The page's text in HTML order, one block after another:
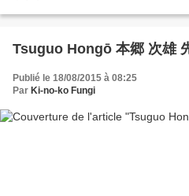
Tsuguo Hongō 本郷 次雄
Publié le 18/08/2015 à 08:25
Par Ki-no-ko Fungi